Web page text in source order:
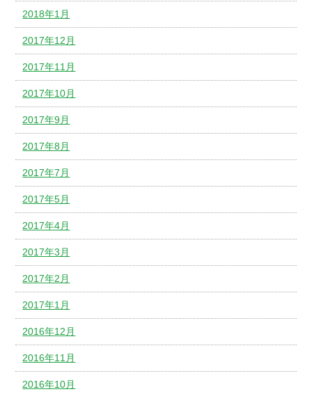
2018年1月
2017年12月
2017年11月
2017年10月
2017年9月
2017年8月
2017年7月
2017年5月
2017年4月
2017年3月
2017年2月
2017年1月
2016年12月
2016年11月
2016年10月